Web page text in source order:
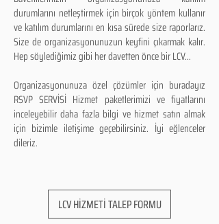
durumlarını netleştirmek için birçok yöntem kullanır
ve katılım durumlarını en kısa sürede size raporlarız.
Size de organizasyonunuzun keyfini çıkarmak kalır.
Hep söylediğimiz gibi her davetten önce bir LCV...
Organizasyonunuza özel çözümler için buradayız
RSVP SERVİSİ Hizmet paketlerimizi ve fiyatlarını
inceleyebilir daha fazla bilgi ve hizmet satın almak
için bizimle iletişime geçebilirsiniz. İyi eğlenceler
dileriz.
LCV HİZMETİ TALEP FORMU